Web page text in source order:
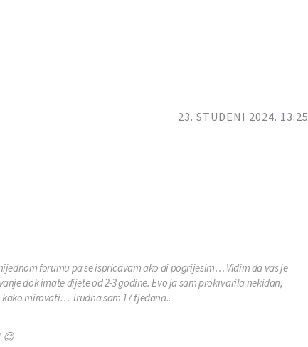
23. STUDENI 2024. 13:25
forumu pa se ispricavam ako di pogrijesim… Vidim da vas je
dok imate dijete od 2-3 godine. Evo ja sam prokrvarila nekidan,
mirovati… Trudna sam 17 tjedana..
😊